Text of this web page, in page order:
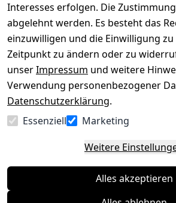
Interesses erfolgen. Die
abgelehnt werden. Es besteht das
einzuwilligen und die Einwilligung
Zeitpunkt zu ändern oder zu
unserImpressum und weitere
Verwendung personenbezogener
Datenschutzerklärung.
Essenziell
Marketing
Weitere
Alles akzeptieren
Barrierefreihe
itserklärung
Widerrufsrec
ht
Pflege &
Kundendienst
Kiefermöbel
Hilfe
Vertrag
widerrufen